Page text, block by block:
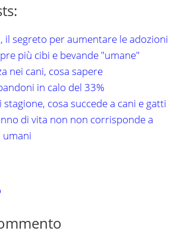
il segreto per aumentare le adozioni
più cibi e bevande "umane"
nei cani, cosa sapere
in calo del 33%
stagione, cosa succede a cani e gatti
di vita non non corrisponde a
umani